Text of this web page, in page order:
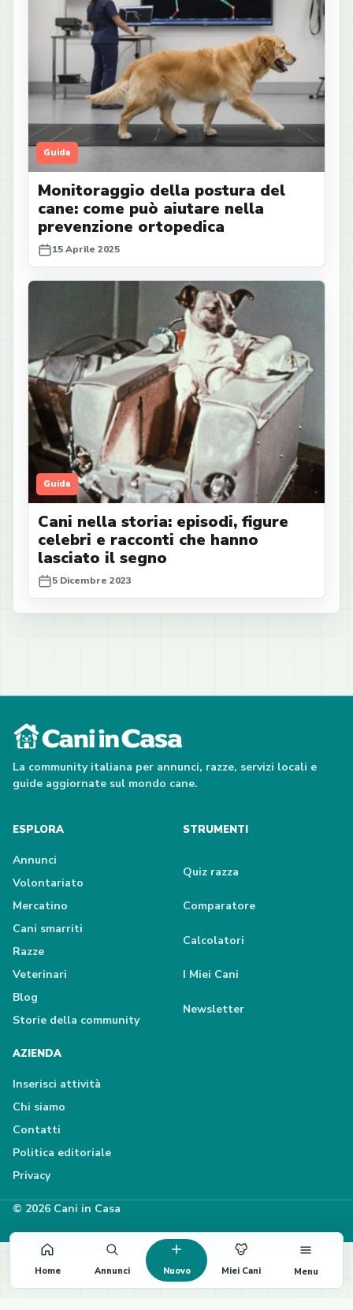
Guida
Monitoraggio della postura del
cane: come può aiutare nella
prevenzione ortopedica
15 Aprile 2025
Guida
Cani nella storia: episodi, figure
celebri e racconti che hanno
lasciato il segno
5 Dicembre 2023
La community italiana per annunci, razze, servizi locali e
guide aggiornate sul mondo cane.
ESPLORA
Annunci
Volontariato
Mercatino
Cani smarriti
Razze
Veterinari
Blog
Storie della community
STRUMENTI
Quiz razza
Comparatore
Calcolatori
I Miei Cani
Newsletter
AZIENDA
Inserisci attività
Chi siamo
Contatti
Politica editoriale
Privacy
© 2026 Cani in Casa
Home Annunci Nuovo Miei Cani Menu